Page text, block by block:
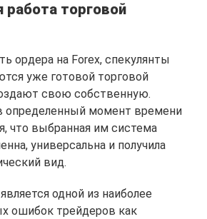
работа торговой
ордера на Forex, спекулянты
уже готовой торговой
свою собственную.
определенный момент времени
что выбранная им система
универсальна и получила
вид.
одной из наиболее
ошибок трейдеров как